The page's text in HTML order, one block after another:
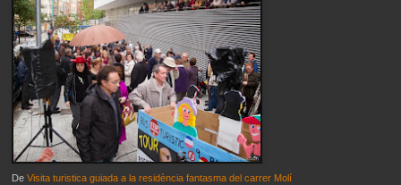
De Visita turistica guiada a la residència fantasma del carrer Molí